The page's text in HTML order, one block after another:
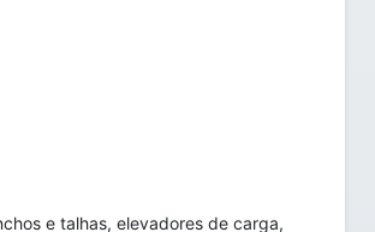
e talhas, elevadores de carga,